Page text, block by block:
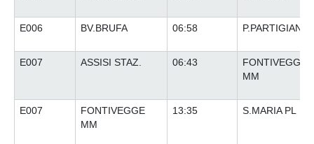
E006 BV.BRUFA 06:58 P.PARTIGIANI
E007 ASSISI STAZ. 06:43
FONTIVEGGE
MM
E007
FONTIVEGGE
MM
13:35 S.MARIA PL